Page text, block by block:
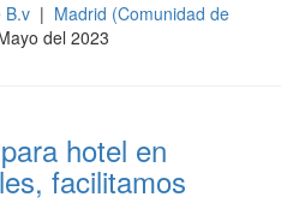
B.v | Madrid (Comunidad de
del 2023
hotel en
facilitamos